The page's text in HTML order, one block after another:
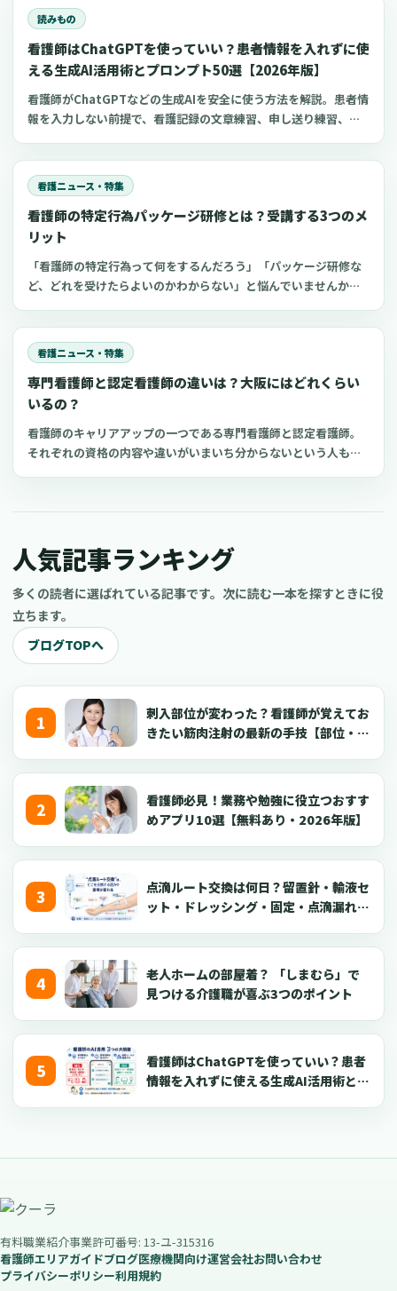
ついてしっかり理解しておかなければ、適切に対処できず症状の
悪化につながってしまうかもしれません。 今回は、スキンテアの
概要や予防法、発生後のケアについて解説します。
読みもの
看護師はChatGPTを使っていい？患者情報を入れずに使
える生成AI活用術とプロンプト50選【2026年版】
看護師がChatGPTなどの生成AIを安全に使う方法を解説。患者情
報を入力しない前提で、看護記録の文章練習、申し送り練習、復
看護ニュース・特集
看護師の特定行為パッケージ研修とは？受講する3つのメ
リット
「看護師の特定行為って何をするんだろう」「パッケージ研修な
ど、どれを受けたらよいのかわからない」と悩んでいませんか？
り特定行為のパッケージ研修が開始され、以前よりも受講しやす
くなっています。 特定行為の領域別パッケージ研修や受講するメ
リットを知り、キャリアアップの一つの選択肢にしてください。
看護ニュース・特集
専門看護師と認定看護師の違いは？大阪にはどれくらい
いるの？
看護師のキャリアアップの一つである専門看護師と認定看護師。
それぞれの資格の内容や違いがいまいち分からないという人も多
もしれません。 今回は、専門看護師と認定看護師の違いや大阪府
人気記事ランキング
多くの読者に選ばれている記事です。次に読む一本を探すときに役
立ちます。
ブログTOPへ
刺入部位が変わった？看護師が覚えてお
きたい筋肉注射の最新の手技【部位・
看護師必見！業務や勉強に役立つおすす
めアプリ10選【無料あり・2026年版】
点滴ルート交換は何日？留置針・輸液セ
ット・ドレッシング・固定・点滴漏れ対
老人ホームの部屋着？ 「しまむら」で
見つける介護職が喜ぶ3つのポイント
看護師はChatGPTを使っていい？患者
情報を入れずに使える生成AI活用術とプ
有料職業紹介事業許可番号: 13-ユ-315316
看護師エリアガイドブログ医療機関向け運営会社お問い合わせ
プライバシーポリシー利用規約